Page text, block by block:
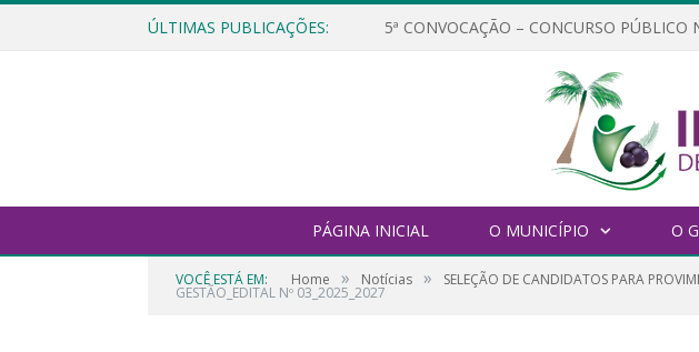
ÚLTIMAS PUBLICAÇÕES: 5ª CONVOCAÇÃO – CONCURSO PÚBLICO
PÁGINA INICIAL O MUNICÍPIO O
VOCÊ ESTÁ EM: Home » Notícias » SELEÇÃO DE CANDIDATOS PARA
GESTÃO_EDITAL Nº 03_2025_2027